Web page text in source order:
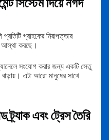
প্রতিটি গ্রাহকের নিরাপত্তার
আস্থা করছে।
সংযোগ করার জন্য একটি সেতু
এটা আরো মানুষের সাথে
এবং ট্রেস তৈরি